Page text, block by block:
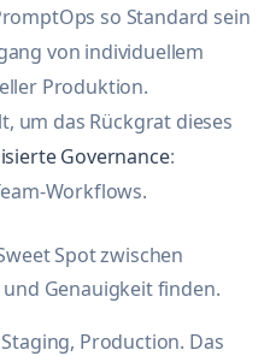
so Standard sein
von individuellem
Produktion.
um das Rückgrat dieses
Governance:
Workflows.
Spot zwischen
Genauigkeit finden.
Staging, Production. Das